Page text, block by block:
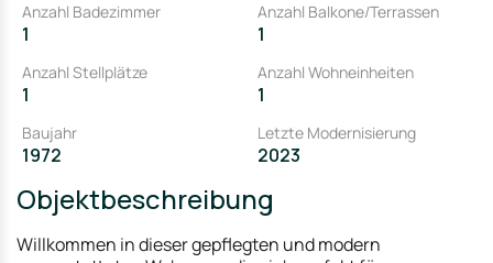
Anzahl Badezimmer
1
Anzahl Balkone/Terrassen
1
Anzahl Stellplätze
1
Anzahl Wohneinheiten
1
Baujahr
1972
Letzte Modernisierung
2023
Objektbeschreibung
Willkommen in dieser gepflegten und modern